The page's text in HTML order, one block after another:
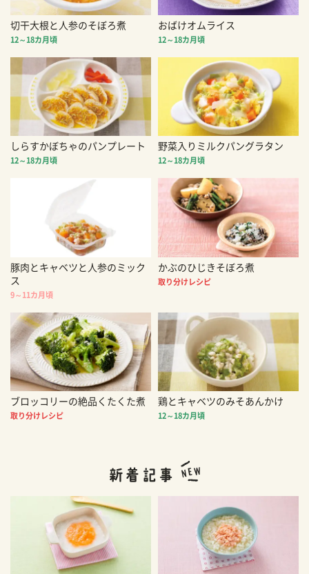
切干大根と人参のそぼろ煮
12～18カ月頃
おばけオムライス
12～18カ月頃
しらすかぼちゃのパンプレート
12～18カ月頃
野菜入りミルクパングラタン
12～18カ月頃
豚肉とキャベツと人参のミック
ス
9～11カ月頃
かぶのひじきそぼろ煮
取り分けレシピ
ブロッコリーの絶品くたくた煮
取り分けレシピ
鶏とキャベツのみそあんかけ
12～18カ月頃